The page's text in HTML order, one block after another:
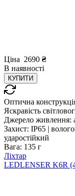
Ціна 2690 ₴
В наявності
КУПИТИ
Оптична
Яскравість
Джерело живлення:
Захист: IP65 |
ударостійкий
Вага: 135 г
Ліхтар
LEDLENSER K6R